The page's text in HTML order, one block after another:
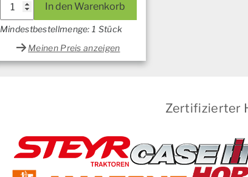
In den Warenkorb
Mindestbestellmenge: 1 Stück
Meinen Preis anzeigen
Zertifizierter